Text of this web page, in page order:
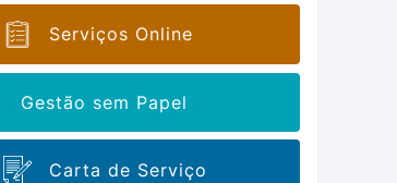
Serviços Online
Gestão sem Papel
Carta de Serviço